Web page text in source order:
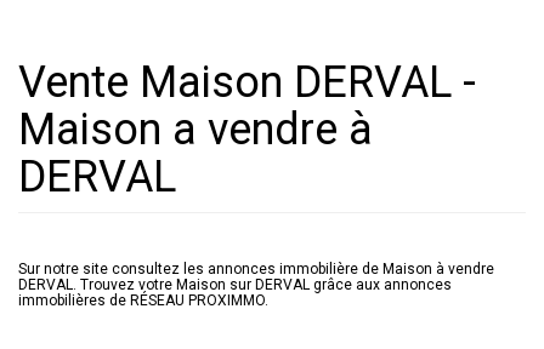
Vente Maison DERVAL -
Maison a vendre à
DERVAL
Sur notre site consultez les annonces immobilière de Maison à vendre
DERVAL. Trouvez votre Maison sur DERVAL grâce aux annonces
immobilières de RÉSEAU PROXIMMO.